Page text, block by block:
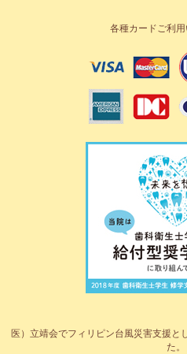
各種カードご利
医）立靖会でフィリピン台風災害支援と
た。